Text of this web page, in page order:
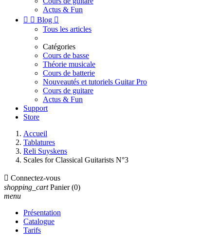
Actus & Fun
  Blog 
Tous les articles
Catégories
Cours de basse
Théorie musicale
Cours de batterie
Nouveautés et tutoriels Guitar Pro
Cours de guitare
Actus & Fun
Support
Store
Accueil
Tablatures
Reli Suyskens
Scales for Classical Guitarists N°3
 Connectez-vous
shopping_cart Panier (0)
menu
Présentation
Catalogue
Tarifs